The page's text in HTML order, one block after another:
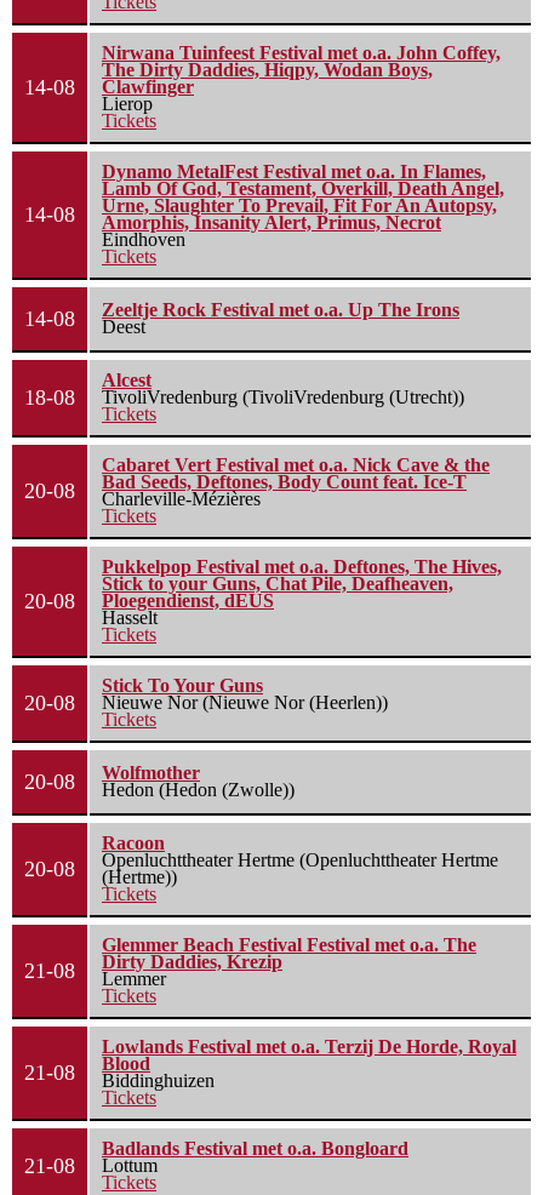
14-08
Nirwana Tuinfeest Festival met o.a. John Coffey,
The Dirty Daddies, Hiqpy, Wodan Boys,
Clawfinger
Lierop
Tickets
14-08
Dynamo MetalFest Festival met o.a. In Flames,
Lamb Of God, Testament, Overkill, Death Angel,
Urne, Slaughter To Prevail, Fit For An Autopsy,
Amorphis, Insanity Alert, Primus, Necrot
Eindhoven
Tickets
14-08
Zeeltje Rock Festival met o.a. Up The Irons
Deest
18-08
Alcest
TivoliVredenburg (TivoliVredenburg (Utrecht))
Tickets
20-08
Cabaret Vert Festival met o.a. Nick Cave & the
Bad Seeds, Deftones, Body Count feat. Ice-T
Charleville-Mézières
Tickets
20-08
Pukkelpop Festival met o.a. Deftones, The Hives,
Stick to your Guns, Chat Pile, Deafheaven,
Ploegendienst, dEUS
Hasselt
Tickets
20-08
Stick To Your Guns
Nieuwe Nor (Nieuwe Nor (Heerlen))
Tickets
20-08
Wolfmother
Hedon (Hedon (Zwolle))
20-08
Racoon
Openluchttheater Hertme (Openluchttheater Hertme
(Hertme))
Tickets
21-08
Glemmer Beach Festival Festival met o.a. The
Dirty Daddies, Krezip
Lemmer
Tickets
21-08
Lowlands Festival met o.a. Terzij De Horde, Royal
Blood
Biddinghuizen
Tickets
21-08
Badlands Festival met o.a. Bongloard
Lottum
Tickets